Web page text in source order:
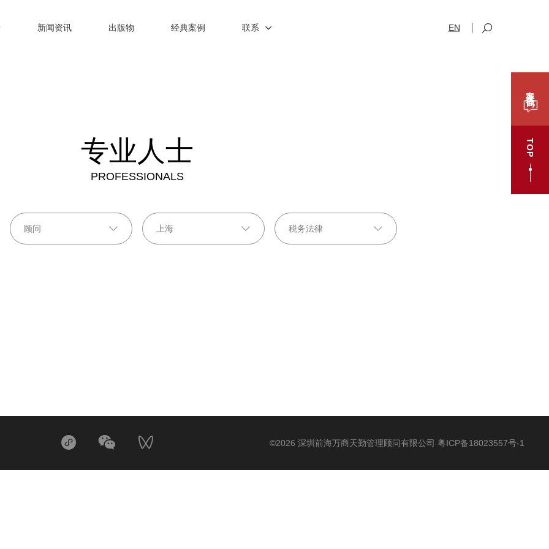
新闻资讯 出版物 经典案例 联系 EN
TOP
专业人士
PROFESSIONALS
©2026 深圳前海万商天勤管理顾问有限公司 粤ICP备18023557号-1